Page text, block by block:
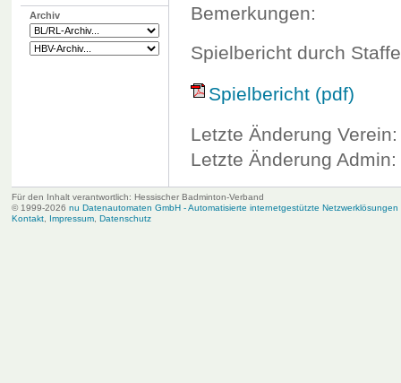
Archiv
Bemerkungen:
Spielbericht durch
Spielbericht (pdf)
Letzte Änderung
Letzte Änderung
Für den Inhalt verantwortlich: Hessischer Badminton-Verband
© 1999-2026 nu Datenautomaten GmbH - Automatisierte internetgestützte Netzwerklösungen
Kontakt, Impressum, Datenschutz